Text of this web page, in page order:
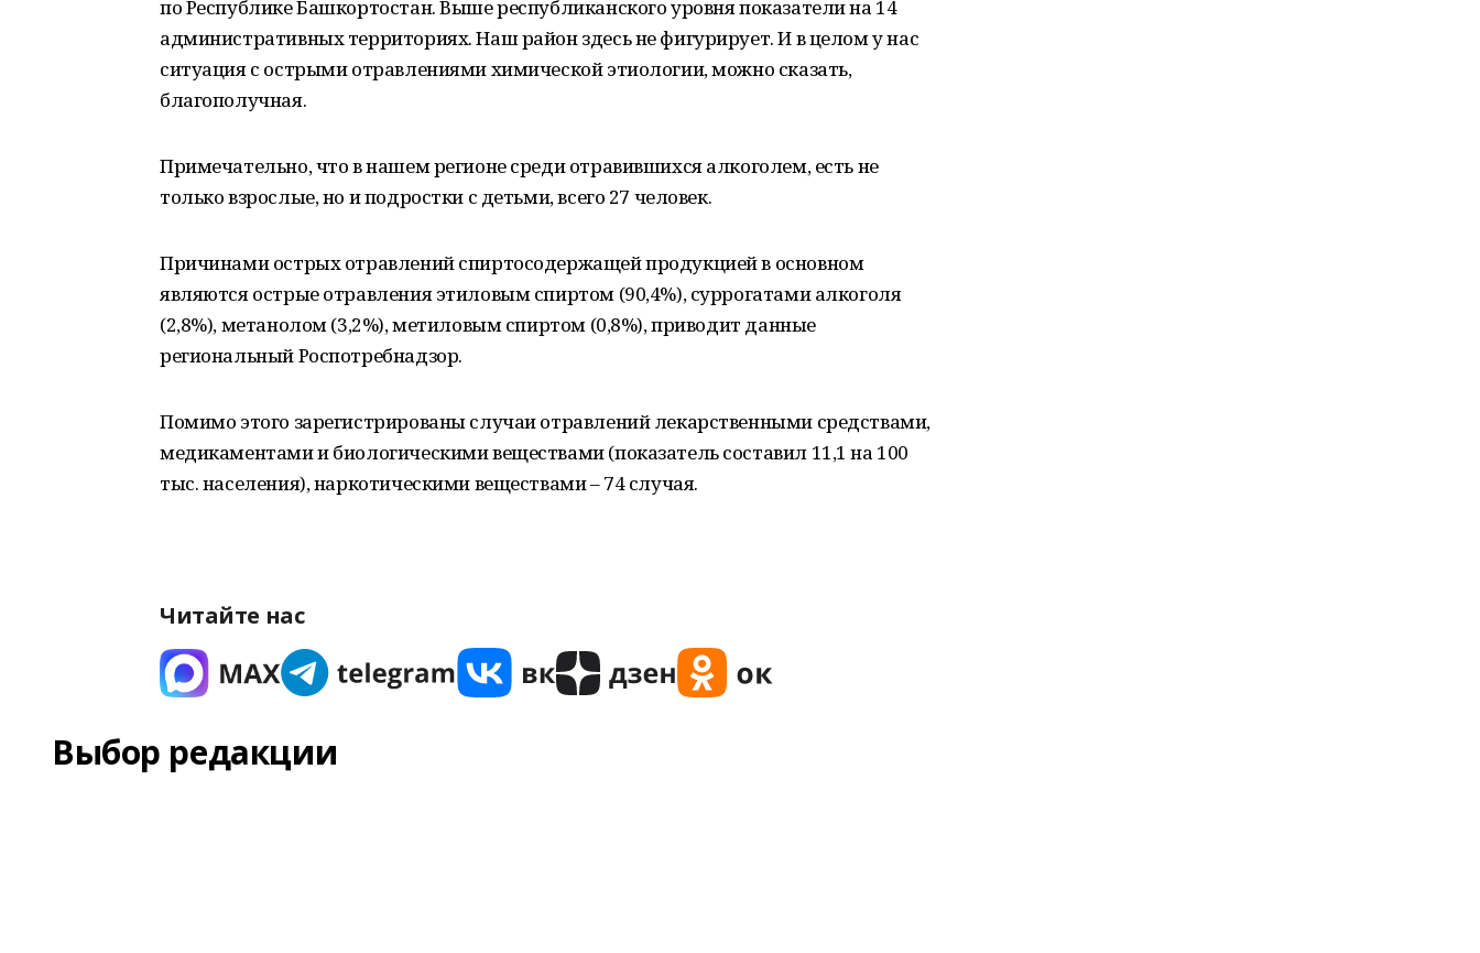
по Республике Башкортостан. Выше республиканского уровня показатели на 14
административных территориях. Наш район здесь не фигурирует. И в целом у нас
ситуация с острыми отравлениями химической этиологии, можно сказать,
благополучная.
Примечательно, что в нашем регионе среди отравившихся алкоголем, есть не
только взрослые, но и подростки с детьми, всего 27 человек.
Причинами острых отравлений спиртосодержащей продукцией в основном
являются острые отравления этиловым спиртом (90,4%), суррогатами алкоголя
(2,8%), метанолом (3,2%), метиловым спиртом (0,8%), приводит данные
региональный Роспотребнадзор.
Помимо этого зарегистрированы случаи отравлений лекарственными средствами,
медикаментами и биологическими веществами (показатель составил 11,1 на 100
тыс. населения), наркотическими веществами – 74 случая.
Читайте нас
Выбор редакции